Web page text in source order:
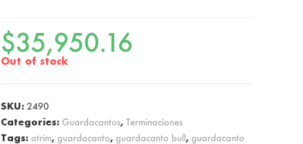
$35,950.16
Out of stock
SKU:2490
Categories: Guardacantos,Terminaciones
Tags:atrim,guardacanto,guardacanto bull,guardacanto